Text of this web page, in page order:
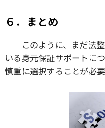
６．まとめ
このように、まだ法整
いる身元保証サポートに
慎重に選択することが必要